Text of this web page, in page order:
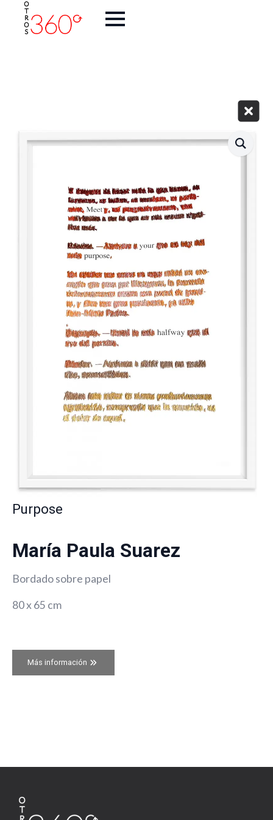
Purpose
María Paula Suarez
Bordado sobre papel
80 x 65 cm
Más información